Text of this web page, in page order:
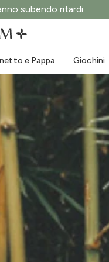
subendo ritardi.
mare
mare
e Pappa Giochini